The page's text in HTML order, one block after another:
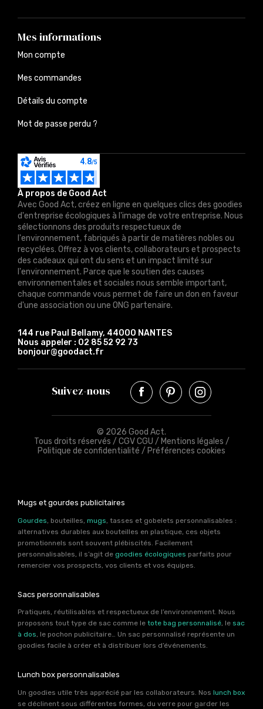
À propos de Good Act
Avec Good Act, créez en ligne en quelques clics des goodies
d'entreprise écologiques à l'image de votre entreprise. Nous
sélectionnons des produits respectueux de
l'environnement, fabriqués à partir de matières nobles ou
recyclées. Offrez à vos clients, collaborateurs et prospects
des cadeaux qui ont du sens et un impact limité sur
l'environnement. Parce que le soutien des causes
environnementales et sociales nous semble important,
chaque commande vous permet de faire un don en faveur
d'une association ou une ONG partenaire.
144 rue Paul Bellamy, 44000 NANTES
Nous appeler : 02 85 52 92 73
bonjour@goodact.fr
Mes informations
Mon compte
Mes commandes
Détails du compte
Mot de passe perdu ?
Suivez-nous
© 2026 Good Act.
Tous droits réservés / CGV CGU / Mentions légales /
Politique de confidentialité / Préférences cookies
Mugs et gourdes publicitaires
Gourdes, bouteilles, mugs, tasses et gobelets personnalisables :
alternatives durables aux bouteilles en plastique, ces objets
promotionnels sont souvent plébiscités. Facilement
personnalisables, il s’agit de goodies écologiques parfaits pour
remercier vos prospects, vos clients et vos équipes.
Sacs personnalisables
Pratiques, réutilisables et respectueux de l’environnement. Nous
proposons tout type de sac comme le tote bag personnalisé, le sac
à dos, le pochon publicitaire… Un sac personnalisé représente un
goodies facile à créer et à distribuer lors d’événements.
Lunch box personnalisables
Un goodies utile très apprécié par les collaborateurs. Nos lunch box
se déclinent sous différentes formes, du verre pour garder les